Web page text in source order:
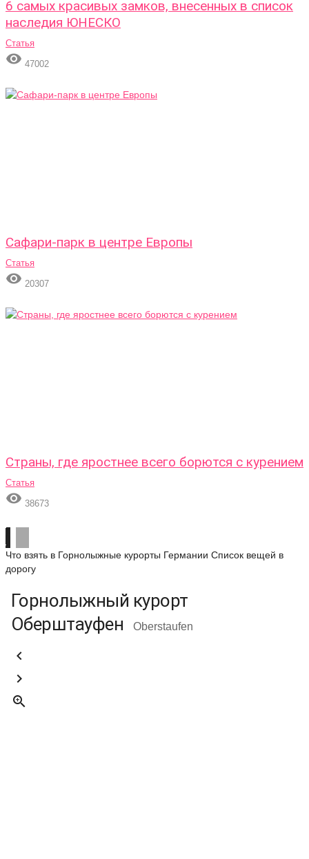
6 самых красивых замков, внесенных в список
наследия ЮНЕСКО
Статья
 47002
Сафари-парк в центре Европы
Статья
 20307
Страны, где яростнее всего борются с курением
Статья
 38673
Что взять в Горнолыжные курорты Германии Список вещей в
дорогу
Горнолыжный курорт
Оберштауфен
Oberstaufen


